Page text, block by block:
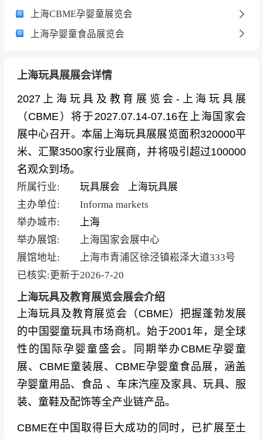
上海CBME孕婴童展览会
上海孕婴童食品展览会
上海玩具展展会详情
2027上海玩具及教育展览会-上海玩具展
（CBME）将于2027.07.14-07.16在上海国家会
展中心召开。本届上海玩具展展览面积320000平
米、汇聚3500家行业展商，并将吸引超过100000
名观众到场。
所属行业: 玩具展会
上海玩具展
主办单位:
Informa markets
举办城市:
上海
举办展馆:
上海国家会展中心
展馆地址:
上海市青浦区徐泾镇崧泽大道333号
已核实:更新于2026-7-20
上海玩具及教育展览会展会介绍
上海玩具及教育展览会（CBME）把握蓬勃发展
的中国婴童玩具市场商机。始于2001年，是全球
性的国际孕婴童盛会。同期举办CBME孕婴童
展、CBME童装展、CBME孕婴童食品展，涵盖
孕婴童用品、食品 、车床汽座及家具、玩具、服
装、童鞋及配饰等全产业链产品。
CBME在中国取得巨大成功的同时，已扩展至土